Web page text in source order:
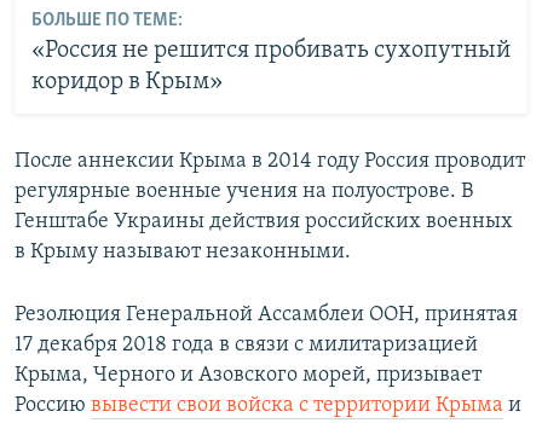
БОЛЬШЕ ПО ТЕМЕ:
«Россия не решится пробивать сухопутный
коридор в Крым»
После аннексии Крыма в 2014 году Россия проводит
регулярные военные учения на полуострове. В
Генштабе Украины действия российских военных
в Крыму называют незаконными.
Резолюция Генеральной Ассамблеи ООН, принятая
17 декабря 2018 года в связи с милитаризацией
Крыма, Черного и Азовского морей, призывает
Россию вывести свои войска с территории Крыма и